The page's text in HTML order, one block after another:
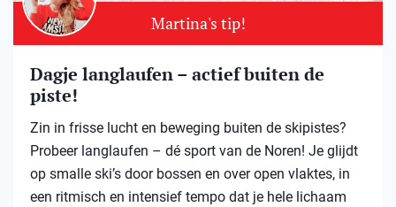
Martina's tip!
Dagje langlaufen – actief buiten de
piste!
Zin in frisse lucht en beweging buiten de skipistes?
Probeer langlaufen – dé sport van de Noren! Je glijdt
op smalle ski’s door bossen en over open vlaktes, in
een ritmisch en intensief tempo dat je hele lichaam